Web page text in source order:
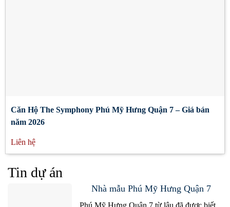
Căn Hộ The Symphony Phú Mỹ Hưng Quận 7 – Giá bán
năm 2026
Liên hệ
Tin dự án
Nhà mẫu Phú Mỹ Hưng Quận 7
Phú Mỹ Hưng Quận 7 từ lâu đã được biết